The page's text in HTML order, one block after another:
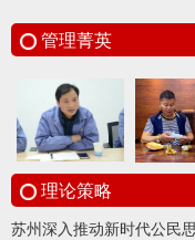
管理菁英
理论策略
苏州深入推动新时代公民